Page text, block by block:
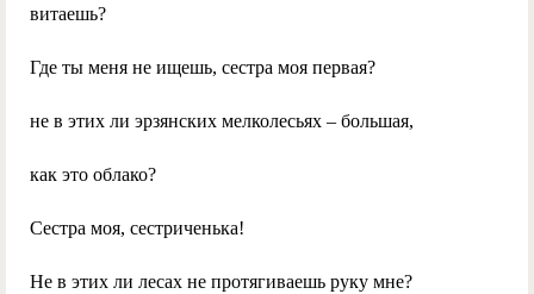
витаешь?
Где ты меня не ищешь, сестра моя первая?
не в этих ли эрзянских мелколесьях – большая,
как это облако?
Сестра моя, сестриченька!
Не в этих ли лесах не протягиваешь руку мне?